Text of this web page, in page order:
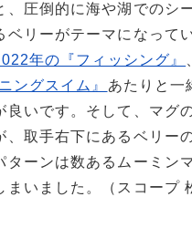
、圧倒的に海や湖でのシ
ベリーがテーマになって
年の『フィッシング』
ングスイム』 あたりと一
良いです。そして、マグ
、取手右下にあるベリー
ターンは数あるムーミン
まいました。（スコープ